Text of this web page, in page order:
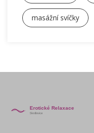
masážní svíčky